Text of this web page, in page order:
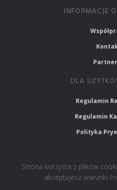
INFORMACJE
DLA
Regulamin
Regulamin
Polityka
Strona korzysta z plików
akceptujesz warunki